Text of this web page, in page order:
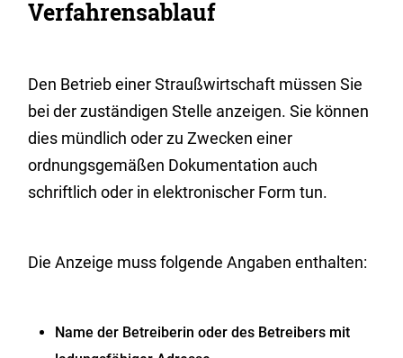
Verfahrensablauf
Den Betrieb einer Straußwirtschaft müssen Sie
bei der zuständigen Stelle anzeigen. Sie können
dies mündlich oder zu Zwecken einer
ordnungsgemäßen Dokumentation auch
schriftlich oder in elektronischer Form tun.
Die Anzeige muss folgende Angaben enthalten:
Name der Betreiberin oder des Betreibers mit